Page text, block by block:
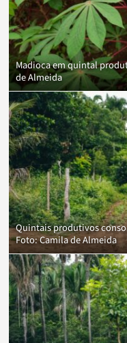
Madioca em quintal
de Almeida
Quintais produtivos
Foto: Camila de Almeida